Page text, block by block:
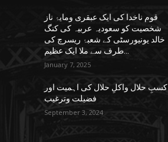
قوم ناخدا کی ایک عبقری ومایۂ ناز
شخصیت کو سعودیہ عربیہ کی کنگ
خالد یونیورسٹی کے شعبۂ ریسرچ کی
January 7, 2025
کسبِ حلال واکلِ حلال کی اہمیت اور
فضیلت وترغیب
September 3, 2024